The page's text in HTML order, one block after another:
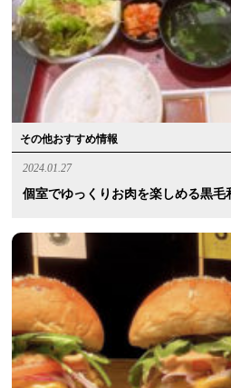
その他おすすめ情報
2024.01.27
個室でゆっくりお肉を楽しめる黒